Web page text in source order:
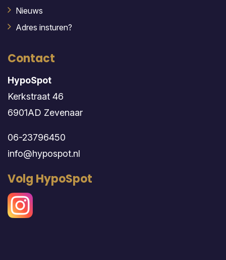
Nieuws
Adres insturen?
Contact
HypoSpot
Kerkstraat 46
6901AD Zevenaar
06-23796450
info@hypospot.nl
Volg HypoSpot